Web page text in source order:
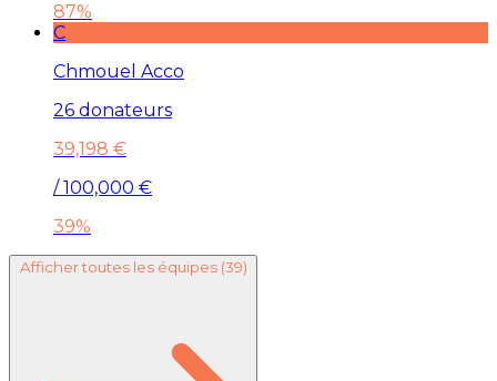
87%
C
Chmouel Acco
26 donateurs
39,198 €
/ 100,000 €
39%
Afficher toutes les équipes (39)